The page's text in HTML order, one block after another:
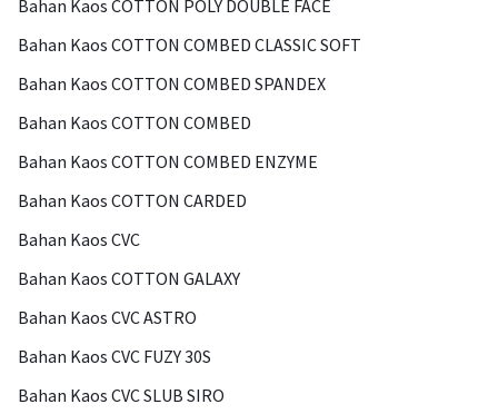
Bahan Kaos COTTON POLY DOUBLE FACE
Bahan Kaos COTTON COMBED CLASSIC SOFT
Bahan Kaos COTTON COMBED SPANDEX
Bahan Kaos COTTON COMBED
Bahan Kaos COTTON COMBED ENZYME
Bahan Kaos COTTON CARDED
Bahan Kaos CVC
Bahan Kaos COTTON GALAXY
Bahan Kaos CVC ASTRO
Bahan Kaos CVC FUZY 30S
Bahan Kaos CVC SLUB SIRO